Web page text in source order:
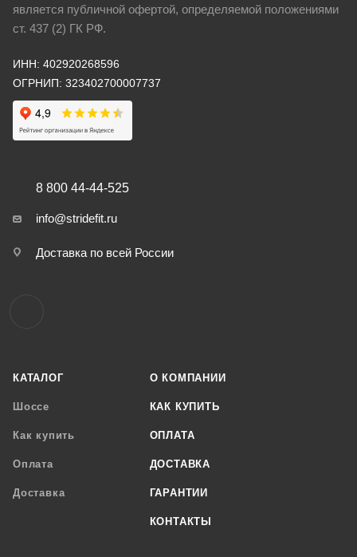
является публичной офертой, определяемой положениями
ст. 437 (2) ГК РФ.
ИНН: 402920268596
ОГРНИП: 323402700007737
КАТАЛОГ
Шоссе
Как купить
Оплата
Доставка
О КОМПАНИИ
КАК КУПИТЬ
ОПЛАТА
ДОСТАВКА
ГАРАНТИИ
КОНТАКТЫ
8 800 44-44-525
info@stridefit.ru
Доставка по всей России